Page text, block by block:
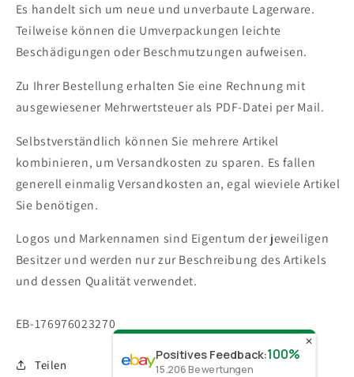
Es handelt sich um neue und unverbaute Lagerware.
Teilweise können die Umverpackungen leichte
Beschädigungen oder Beschmutzungen aufweisen.
Zu Ihrer Bestellung erhalten Sie eine Rechnung mit
ausgewiesener Mehrwertsteuer als PDF-Datei per Mail.
Selbstverständlich können Sie mehrere Artikel
kombinieren, um Versandkosten zu sparen. Es fallen
generell einmalig Versandkosten an, egal wieviele Artikel
Sie benötigen.
Logos und Markennamen sind Eigentum der jeweiligen
Besitzer und werden nur zur Beschreibung des Artikels
und dessen Qualität verwendet.
SKU:
EB-176976023270
Teilen
✕
Positives Feedback:100%
15.206Bewertungen